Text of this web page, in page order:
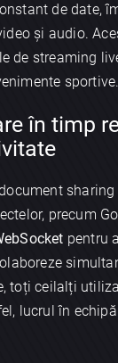
de date,
și audio.
de streaming
în timp
sharing
precum
pentru
toți ceilalți
lucrul în